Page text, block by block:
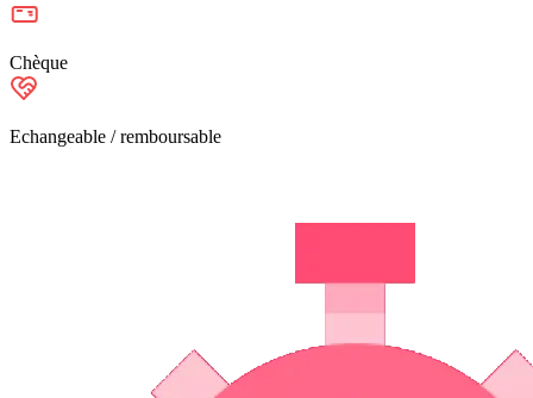
Chèque
Echangeable / remboursable